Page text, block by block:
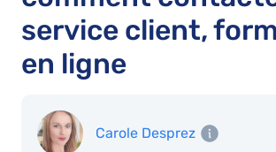
service client,
en ligne
Carole Desprez